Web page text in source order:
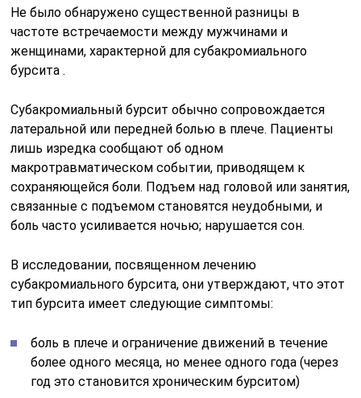
Не было обнаружено существенной разницы в
частоте встречаемости между мужчинами и
женщинами, характерной для субакромиального
бурсита .
Субакромиальный бурсит обычно сопровождается
латеральной или передней болью в плече. Пациенты
лишь изредка сообщают об одном
макротравматическом событии, приводящем к
сохраняющейся боли. Подъем над головой или занятия,
связанные с подъемом становятся неудобными, и
боль часто усиливается ночью; нарушается сон.
В исследовании, посвященном лечению
субакромиального бурсита, они утверждают, что этот
тип бурсита имеет следующие симптомы:
боль в плече и ограничение движений в течение
более одного месяца, но менее одного года (через
год это становится хроническим бурситом)